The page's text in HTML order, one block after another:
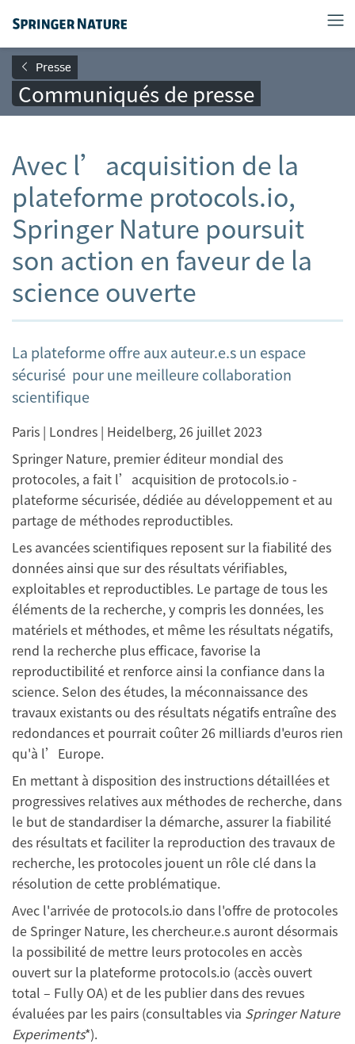
Presse
Communiqués de presse
Avec l’acquisition de la
plateforme protocols.io,
Springer Nature poursuit
son action en faveur de la
science ouverte
La plateforme offre aux auteur.e.s un espace
sécurisé pour une meilleure collaboration
scientifique
Paris | Londres | Heidelberg, 26 juillet 2023
Springer Nature, premier éditeur mondial des
protocoles, a fait l’acquisition de protocols.io -
plateforme sécurisée, dédiée au développement et au
partage de méthodes reproductibles.
Les avancées scientifiques reposent sur la fiabilité des
données ainsi que sur des résultats vérifiables,
exploitables et reproductibles. Le partage de tous les
éléments de la recherche, y compris les données, les
matériels et méthodes, et même les résultats négatifs,
rend la recherche plus efficace, favorise la
reproductibilité et renforce ainsi la confiance dans la
science. Selon des études, la méconnaissance des
travaux existants ou des résultats négatifs entraîne des
redondances et pourrait coûter 26 milliards d'euros rien
qu'à l’Europe.
En mettant à disposition des instructions détaillées et
progressives relatives aux méthodes de recherche, dans
le but de standardiser la démarche, assurer la fiabilité
des résultats et faciliter la reproduction des travaux de
recherche, les protocoles jouent un rôle clé dans la
résolution de cette problématique.
Avec l'arrivée de protocols.io dans l'offre de protocoles
de Springer Nature, les chercheur.e.s auront désormais
la possibilité de mettre leurs protocoles en accès
ouvert sur la plateforme protocols.io (accès ouvert
total – Fully OA) et de les publier dans des revues
évaluées par les pairs (consultables via Springer Nature
Experiments*).